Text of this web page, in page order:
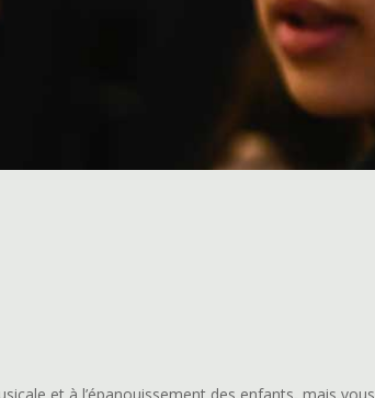
et à l’épanouissement des enfants, mais vous